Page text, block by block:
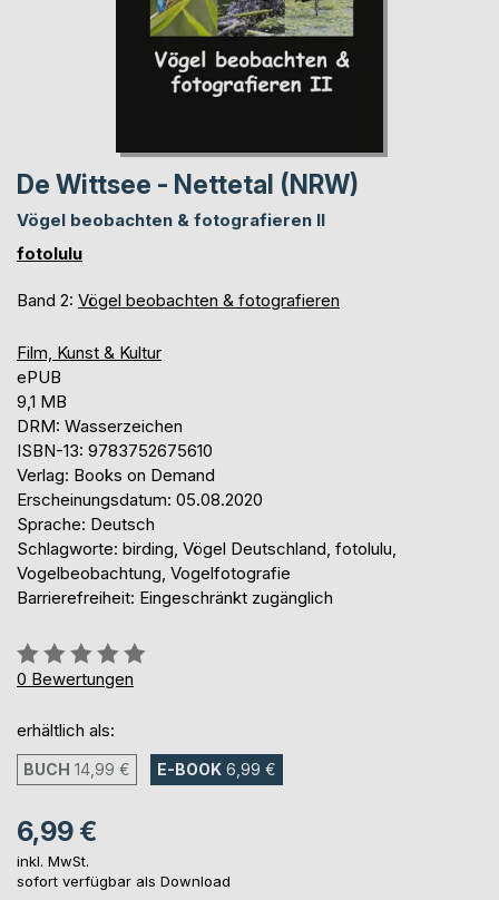
De Wittsee - Nettetal (NRW)
Vögel beobachten & fotografieren II
fotolulu
Band 2: Vögel beobachten & fotografieren
Film, Kunst & Kultur
ePUB
9,1 MB
DRM: Wasserzeichen
ISBN-13: 9783752675610
Verlag: Books on Demand
Erscheinungsdatum: 05.08.2020
Sprache: Deutsch
Schlagworte: birding, Vögel Deutschland, fotolulu,
Vogelbeobachtung, Vogelfotografie
Barrierefreiheit: Eingeschränkt zugänglich
Bewertung::
0%
0 Bewertungen
erhältlich als:
BUCH 14,99 € E-BOOK 6,99 €
6,99 €
inkl. MwSt.
sofort verfügbar als Download